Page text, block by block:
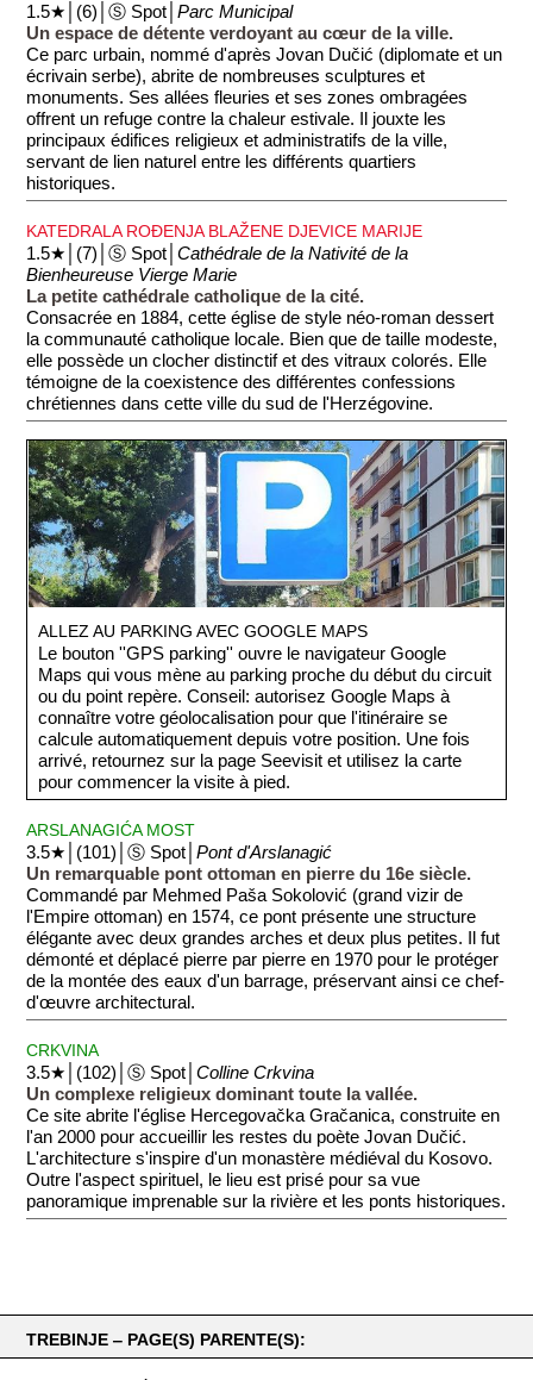
1.5★│(6)│Ⓢ Spot│Parc Municipal
Un espace de détente verdoyant au cœur de la ville.
Ce parc urbain, nommé d'après Jovan Dučić (diplomate et un
écrivain serbe), abrite de nombreuses sculptures et
monuments. Ses allées fleuries et ses zones ombragées
offrent un refuge contre la chaleur estivale. Il jouxte les
principaux édifices religieux et administratifs de la ville,
servant de lien naturel entre les différents quartiers
historiques.
KATEDRALA ROĐENJA BLAŽENE DJEVICE MARIJE
1.5★│(7)│Ⓢ Spot│Cathédrale de la Nativité de la
Bienheureuse Vierge Marie
La petite cathédrale catholique de la cité.
Consacrée en 1884, cette église de style néo-roman dessert
la communauté catholique locale. Bien que de taille modeste,
elle possède un clocher distinctif et des vitraux colorés. Elle
témoigne de la coexistence des différentes confessions
chrétiennes dans cette ville du sud de l'Herzégovine.
ALLEZ AU PARKING AVEC GOOGLE MAPS
Le bouton ''GPS parking'' ouvre le navigateur Google
Maps qui vous mène au parking proche du début du circuit
ou du point repère. Conseil: autorisez Google Maps à
connaître votre géolocalisation pour que l'itinéraire se
calcule automatiquement depuis votre position. Une fois
arrivé, retournez sur la page Seevisit et utilisez la carte
pour commencer la visite à pied.
ARSLANAGIĆA MOST
3.5★│(101)│Ⓢ Spot│Pont d'Arslanagić
Un remarquable pont ottoman en pierre du 16e siècle.
Commandé par Mehmed Paša Sokolović (grand vizir de
l'Empire ottoman) en 1574, ce pont présente une structure
élégante avec deux grandes arches et deux plus petites. Il fut
démonté et déplacé pierre par pierre en 1970 pour le protéger
de la montée des eaux d'un barrage, préservant ainsi ce chef-
d'œuvre architectural.
CRKVINA
3.5★│(102)│Ⓢ Spot│Colline Crkvina
Un complexe religieux dominant toute la vallée.
Ce site abrite l'église Hercegovačka Gračanica, construite en
l'an 2000 pour accueillir les restes du poète Jovan Dučić.
L'architecture s'inspire d'un monastère médiéval du Kosovo.
Outre l'aspect spirituel, le lieu est prisé pour sa vue
panoramique imprenable sur la rivière et les ponts historiques.
TREBINJE ‒ PAGE(S) PARENTE(S):